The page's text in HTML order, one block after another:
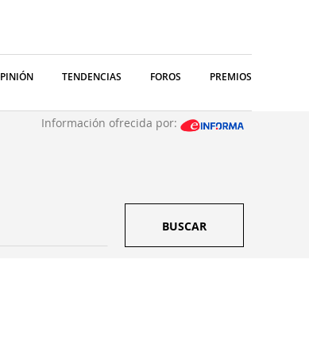
TENDENCIAS FOROS PREMIOS
Información ofrecida por:
BUSCAR